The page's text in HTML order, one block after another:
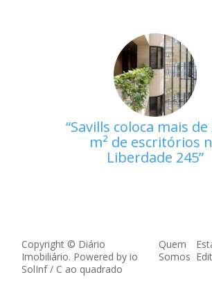
Savills coloca mais de
m² de escritórios
Liberdade 245
Copyright © Diário
Imobiliário. Powered by io
SolInf/ C ao quadrado
Quem
Somos